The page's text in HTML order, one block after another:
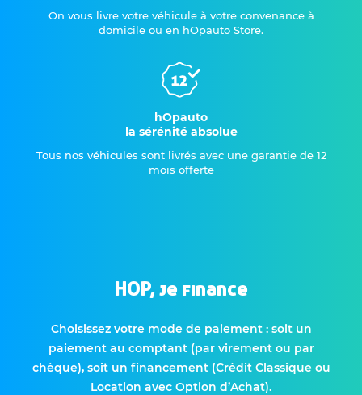
On vous livre votre véhicule à votre convenance à
domicile ou en hOpauto Store.
hOpauto
la sérénité absolue
Tous nos véhicules sont livrés avec une garantie de 12
mois offerte
HOP, je finance
Choisissez votre mode de paiement : soit un
paiement au comptant (par virement ou par
chèque), soit un financement (Crédit Classique ou
Location avec Option d’Achat).